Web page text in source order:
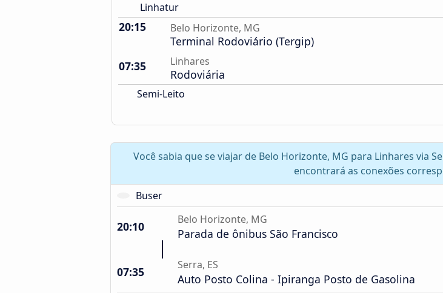
Linhatur
20:15 Belo Horizonte, MG
Terminal Rodoviário (Tergip)
07:35
Linhares
Rodoviária
Semi-Leito
Você sabia que se viajar de Belo Horizonte, MG para Linhares via
encontrará as conexões
Buser
20:10 Belo Horizonte, MG
Parada de ônibus São Francisco
07:35 Serra, ES
Auto Posto Colina - Ipiranga Posto de Gasolina